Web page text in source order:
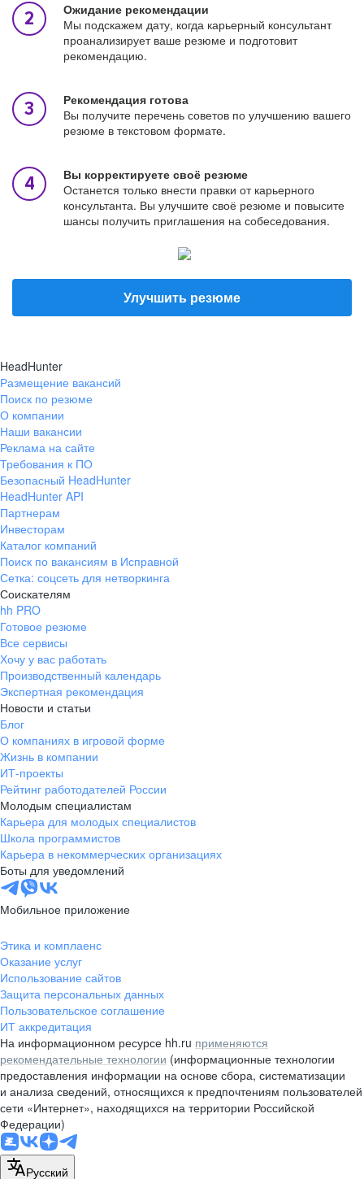
Ожидание рекомендации
Мы подскажем дату, когда карьерный консультант
проанализирует ваше резюме и подготовит
рекомендацию.
Рекомендация готова
Вы получите перечень советов по улучшению вашего
резюме в текстовом формате.
Вы корректируете своё резюме
Останется только внести правки от карьерного
консультанта. Вы улучшите своё резюме и повысите
шансы получить приглашения на собеседования.
Улучшить резюме
HeadHunter
Размещение вакансий
Поиск по резюме
О компании
Наши вакансии
Реклама на сайте
Требования к ПО
Безопасный HeadHunter
HeadHunter API
Партнерам
Инвесторам
Каталог компаний
Поиск по вакансиям в Исправной
Сетка: соцсеть для нетворкинга
Соискателям
hh PRO
Готовое резюме
Все сервисы
Хочу у вас работать
Производственный календарь
Экспертная рекомендация
Новости и статьи
Блог
О компаниях в игровой форме
Жизнь в компании
ИТ-проекты
Рейтинг работодателей России
Молодым специалистам
Карьера для молодых специалистов
Школа программистов
Карьера в некоммерческих организациях
Боты для уведомлений
Мобильное приложение
Этика и комплаенс
Оказание услуг
Использование сайтов
Защита персональных данных
Пользовательское соглашение
ИТ аккредитация
На информационном ресурсе hh.ru применяются
рекомендательные технологии (информационные технологии
предоставления информации на основе сбора, систематизации
и анализа сведений, относящихся к предпочтениям пользователей
сети «Интернет», находящихся на территории Российской
Федерации)
Русский